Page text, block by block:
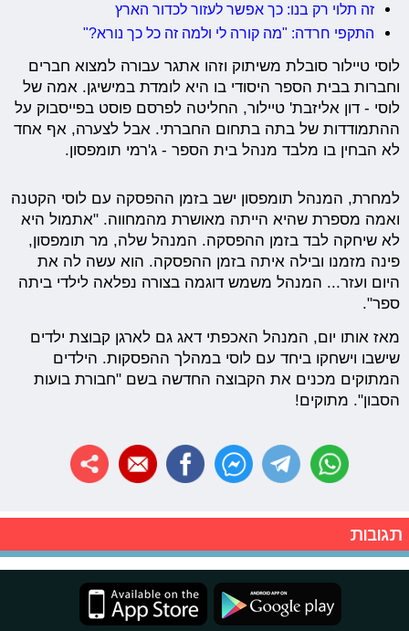
זה תלוי רק בנו: כך אפשר לעזור לכדור הארץ
התקפי חרדה: "מה קורה לי ולמה זה כל כך נורא?"
לוסי טיילור סובלת משיתוק וזהו אתגר עבורה למצוא חברים
וחברות בבית הספר היסודי בו היא לומדת במישיגן. אמה של
לוסי - דון אליזבת' טיילור, החליטה לפרסם פוסט בפייסבוק על
ההתמודדות של בתה בתחום החברתי. אבל לצערה, אף אחד
לא הבחין בו מלבד מנהל בית הספר - ג'רמי תומפסון.
למחרת, המנהל תומפסון ישב בזמן ההפסקה עם לוסי הקטנה
ואמה מספרת שהיא הייתה מאושרת מהמחווה. "אתמול היא
לא שיחקה לבד בזמן ההפסקה. המנהל שלה, מר תומפסון,
פינה מזמנו ובילה איתה בזמן ההפסקה. הוא עשה לה את
היום ועזר... המנהל משמש דוגמה בצורה נפלאה לילדי ביתה
ספר".
מאז אותו יום, המנהל האכפתי דאג גם לארגן קבוצת ילדים
שישבו וישחקו ביחד עם לוסי במהלך ההפסקות. הילדים
המתוקים מכנים את הקבוצה החדשה בשם "חבורת בועות
הסבון". מתוקים!
תגובות